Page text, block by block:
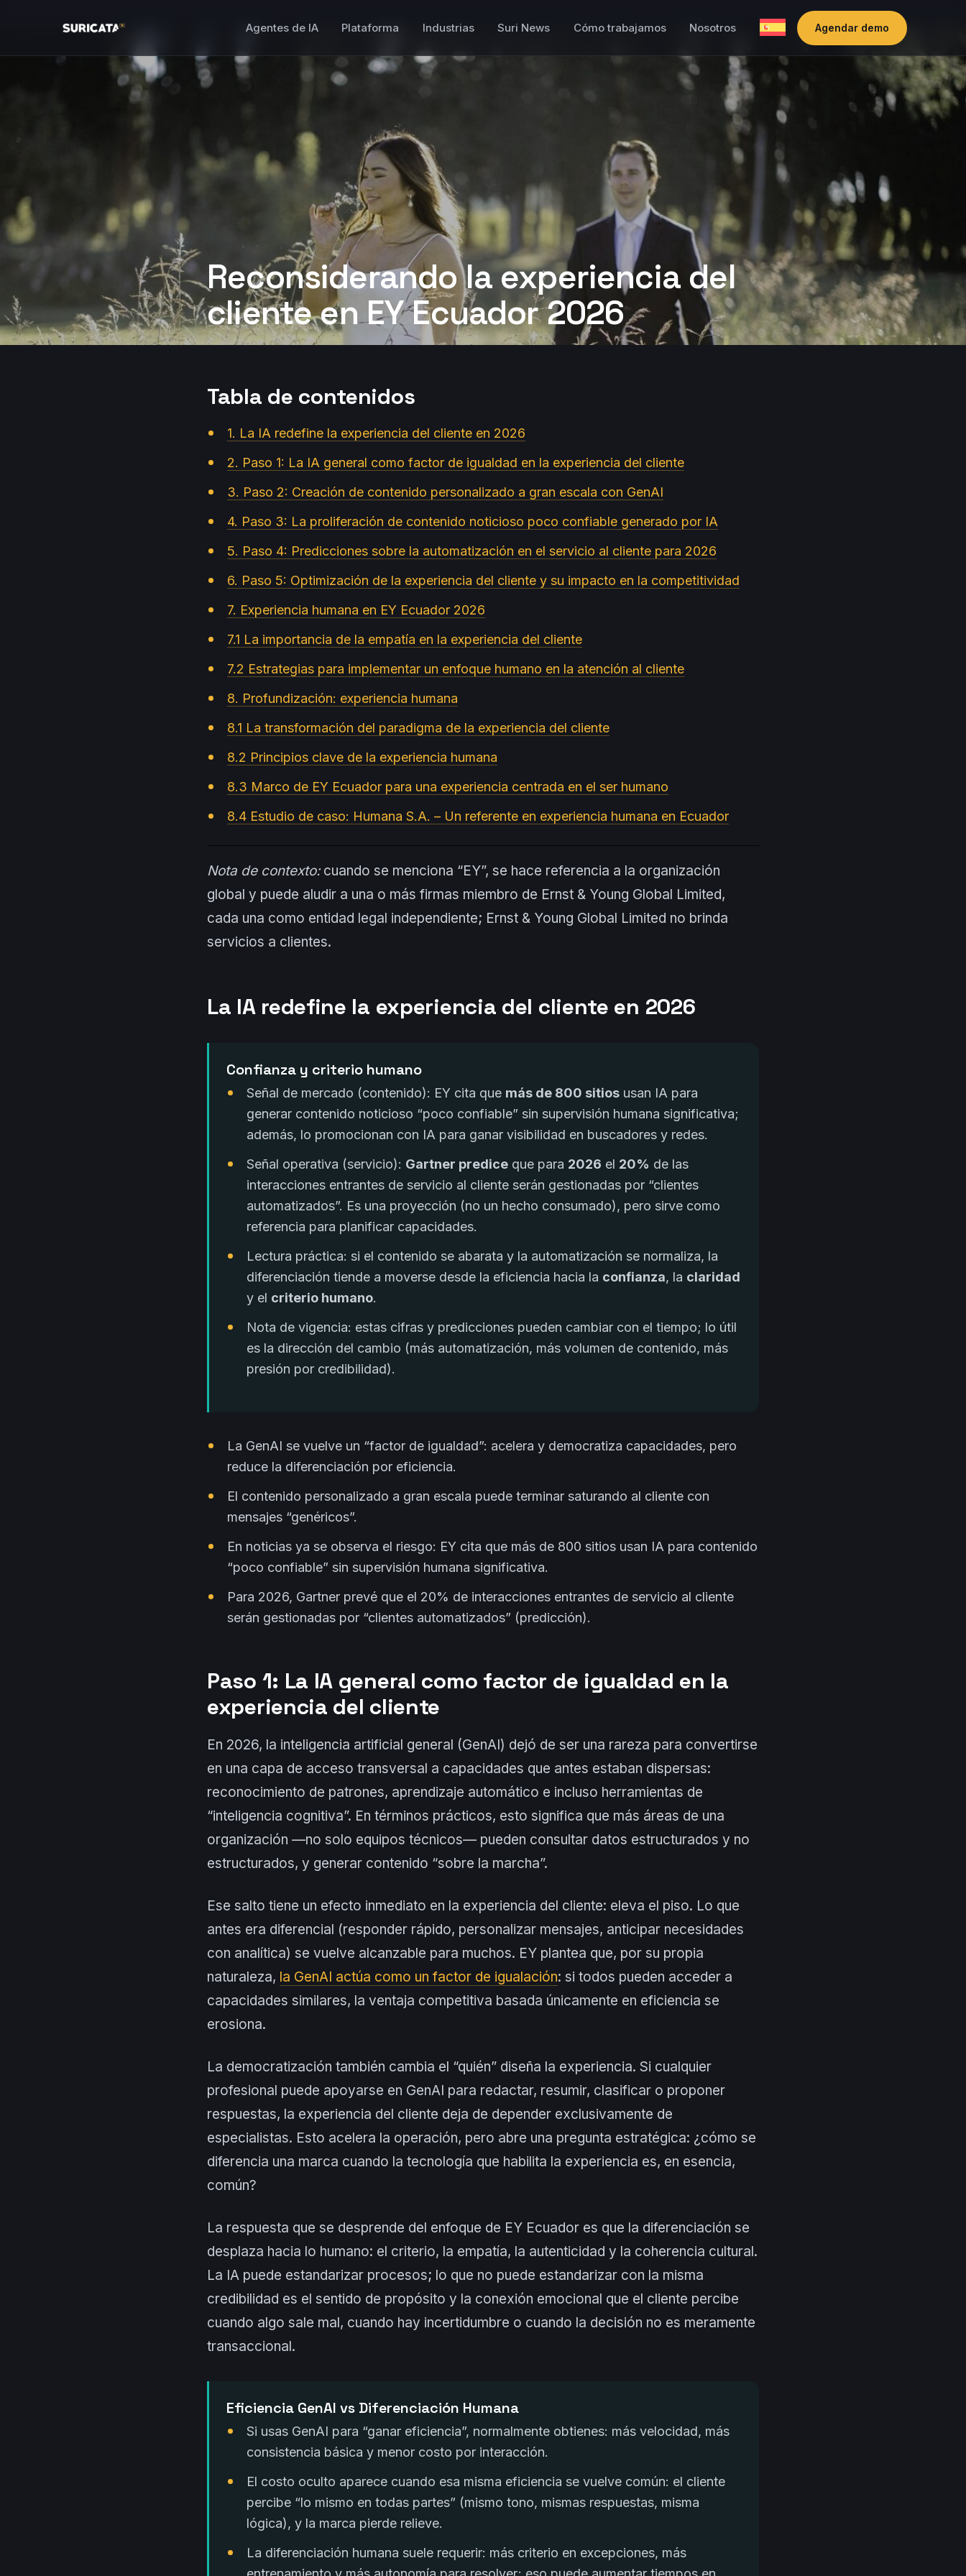
Agentes de IA Plataforma Industrias Suri News Cómo trabajamos Nosotros Agendar demo
Reconsiderando la experiencia del
cliente en EY Ecuador 2026
Tabla de contenidos
1. La IA redefine la experiencia del cliente en 2026
2. Paso 1: La IA general como factor de igualdad en la experiencia del cliente
3. Paso 2: Creación de contenido personalizado a gran escala con GenAI
4. Paso 3: La proliferación de contenido noticioso poco confiable generado por IA
5. Paso 4: Predicciones sobre la automatización en el servicio al cliente para 2026
6. Paso 5: Optimización de la experiencia del cliente y su impacto en la competitividad
7. Experiencia humana en EY Ecuador 2026
7.1 La importancia de la empatía en la experiencia del cliente
7.2 Estrategias para implementar un enfoque humano en la atención al cliente
8. Profundización: experiencia humana
8.1 La transformación del paradigma de la experiencia del cliente
8.2 Principios clave de la experiencia humana
8.3 Marco de EY Ecuador para una experiencia centrada en el ser humano
8.4 Estudio de caso: Humana S.A. – Un referente en experiencia humana en Ecuador
Nota de contexto:cuando se menciona “EY”, se hace referencia a la organización
global y puede aludir a una o más firmas miembro de Ernst & Young Global Limited,
cada una como entidad legal independiente; Ernst & Young Global Limited no brinda
servicios a clientes.
La IA redefine la experiencia del cliente en 2026
Confianza y criterio humano
Señal de mercado (contenido): EY cita que más de 800 sitios usan IA para
generar contenido noticioso “poco confiable” sin supervisión humana significativa;
además, lo promocionan con IA para ganar visibilidad en buscadores y redes.
Señal operativa (servicio): Gartner predice que para 2026 el 20% de las
interacciones entrantes de servicio al cliente serán gestionadas por “clientes
automatizados”. Es una proyección (no un hecho consumado), pero sirve como
referencia para planificar capacidades.
Lectura práctica: si el contenido se abarata y la automatización se normaliza, la
diferenciación tiende a moverse desde la eficiencia hacia la confianza, la claridad
y el criterio humano.
Nota de vigencia: estas cifras y predicciones pueden cambiar con el tiempo; lo útil
es la dirección del cambio (más automatización, más volumen de contenido, más
presión por credibilidad).
La GenAI se vuelve un “factor de igualdad”: acelera y democratiza capacidades, pero
reduce la diferenciación por eficiencia.
El contenido personalizado a gran escala puede terminar saturando al cliente con
mensajes “genéricos”.
En noticias ya se observa el riesgo: EY cita que más de 800 sitios usan IA para contenido
“poco confiable” sin supervisión humana significativa.
Para 2026, Gartner prevé que el 20% de interacciones entrantes de servicio al cliente
serán gestionadas por “clientes automatizados” (predicción).
Paso 1: La IA general como factor de igualdad en la
experiencia del cliente
En 2026, la inteligencia artificial general (GenAI) dejó de ser una rareza para convertirse
en una capa de acceso transversal a capacidades que antes estaban dispersas:
reconocimiento de patrones, aprendizaje automático e incluso herramientas de
“inteligencia cognitiva”. En términos prácticos, esto significa que más áreas de una
organización —no solo equipos técnicos— pueden consultar datos estructurados y no
estructurados, y generar contenido “sobre la marcha”.
Ese salto tiene un efecto inmediato en la experiencia del cliente: eleva el piso. Lo que
antes era diferencial (responder rápido, personalizar mensajes, anticipar necesidades
con analítica) se vuelve alcanzable para muchos. EY plantea que, por su propia
naturaleza, la GenAI actúa como un factor de igualación: si todos pueden acceder a
capacidades similares, la ventaja competitiva basada únicamente en eficiencia se
erosiona.
La democratización también cambia el “quién” diseña la experiencia. Si cualquier
profesional puede apoyarse en GenAI para redactar, resumir, clasificar o proponer
respuestas, la experiencia del cliente deja de depender exclusivamente de
especialistas. Esto acelera la operación, pero abre una pregunta estratégica: ¿cómo se
diferencia una marca cuando la tecnología que habilita la experiencia es, en esencia,
común?
La respuesta que se desprende del enfoque de EY Ecuador es que la diferenciación se
desplaza hacia lo humano: el criterio, la empatía, la autenticidad y la coherencia cultural.
La IA puede estandarizar procesos; lo que no puede estandarizar con la misma
credibilidad es el sentido de propósito y la conexión emocional que el cliente percibe
cuando algo sale mal, cuando hay incertidumbre o cuando la decisión no es meramente
transaccional.
Eficiencia GenAI vs Diferenciación Humana
Si usas GenAI para “ganar eficiencia”, normalmente obtienes: más velocidad, más
consistencia básica y menor costo por interacción.
El costo oculto aparece cuando esa misma eficiencia se vuelve común: el cliente
percibe “lo mismo en todas partes” (mismo tono, mismas respuestas, misma
lógica), y la marca pierde relieve.
La diferenciación humana suele requerir: más criterio en excepciones, más